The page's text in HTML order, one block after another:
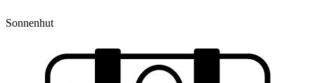
Sonnenhut